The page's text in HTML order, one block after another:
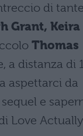
di
Grant, Keira
Thomas
a distanza di
aspettarci da
e
Love